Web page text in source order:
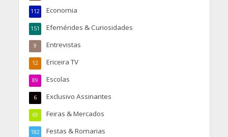
Economia
112
Efemérides & Curiosidades
151
Entrevistas
9
Ericeira TV
12
Escolas
89
Exclusivo Assinantes
6
Feiras & Mercados
69
Festas & Romarias
182